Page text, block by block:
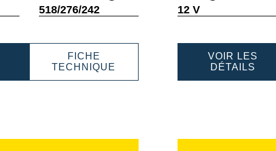
518/276/242
PROFESSIONAL
FICHE
TECHNIQUE
12 V
VOIR LES
DÉTAILS